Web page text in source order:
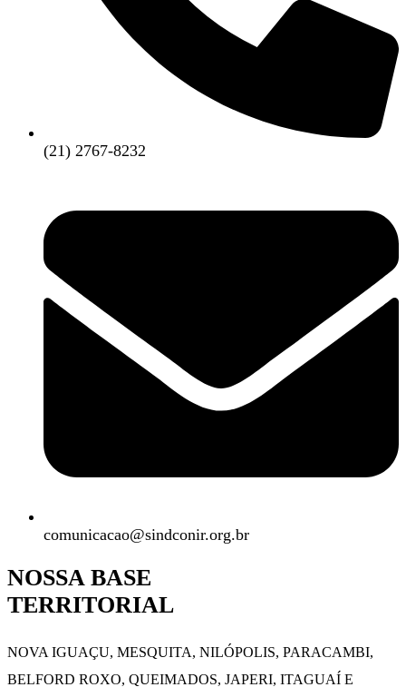
(21) 2767-8232
comunicacao@sindconir.org.br
NOSSA BASE
TERRITORIAL
NOVA IGUAÇU, MESQUITA, NILÓPOLIS, PARACAMBI,
BELFORD ROXO, QUEIMADOS, JAPERI, ITAGUAÍ E